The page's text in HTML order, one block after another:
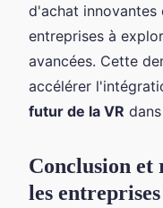
d'achat innovantes
entreprises à
avancées. Cette
accélérer
futur de la VR
Conclusion et
les entreprises